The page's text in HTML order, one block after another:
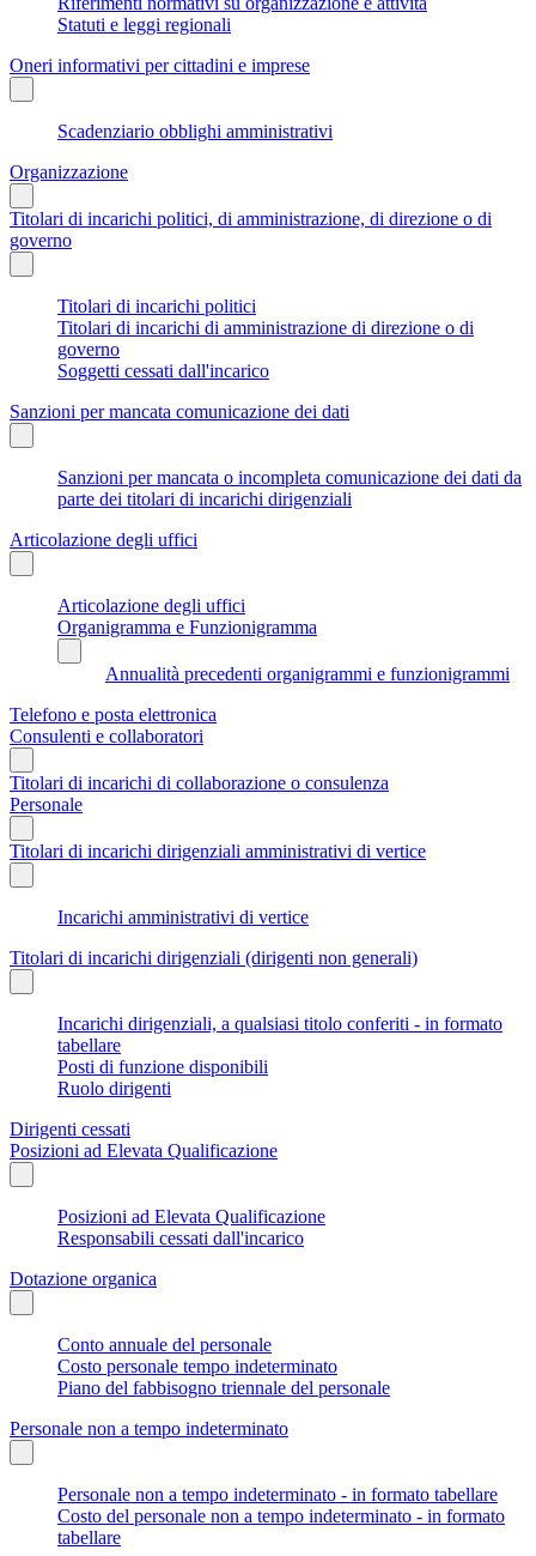
Statuti e leggi regionali
Oneri informativi per cittadini e imprese
Scadenziario obblighi amministrativi
Organizzazione
Titolari di incarichi politici, di amministrazione, di direzione o di
governo
Titolari di incarichi politici
Titolari di incarichi di amministrazione di direzione o di
governo
Soggetti cessati dall'incarico
Sanzioni per mancata comunicazione dei dati
Sanzioni per mancata o incompleta comunicazione dei dati da
parte dei titolari di incarichi dirigenziali
Articolazione degli uffici
Articolazione degli uffici
Organigramma e Funzionigramma
Annualità precedenti organigrammi e funzionigrammi
Telefono e posta elettronica
Consulenti e collaboratori
Titolari di incarichi di collaborazione o consulenza
Personale
Titolari di incarichi dirigenziali amministrativi di vertice
Incarichi amministrativi di vertice
Titolari di incarichi dirigenziali (dirigenti non generali)
Incarichi dirigenziali, a qualsiasi titolo conferiti - in formato
tabellare
Posti di funzione disponibili
Ruolo dirigenti
Dirigenti cessati
Posizioni ad Elevata Qualificazione
Posizioni ad Elevata Qualificazione
Responsabili cessati dall'incarico
Dotazione organica
Conto annuale del personale
Costo personale tempo indeterminato
Piano del fabbisogno triennale del personale
Personale non a tempo indeterminato
Personale non a tempo indeterminato - in formato tabellare
Costo del personale non a tempo indeterminato - in formato
tabellare